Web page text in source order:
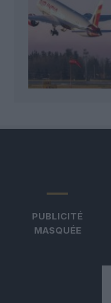
PUBLICITÉ
MASQUÉE